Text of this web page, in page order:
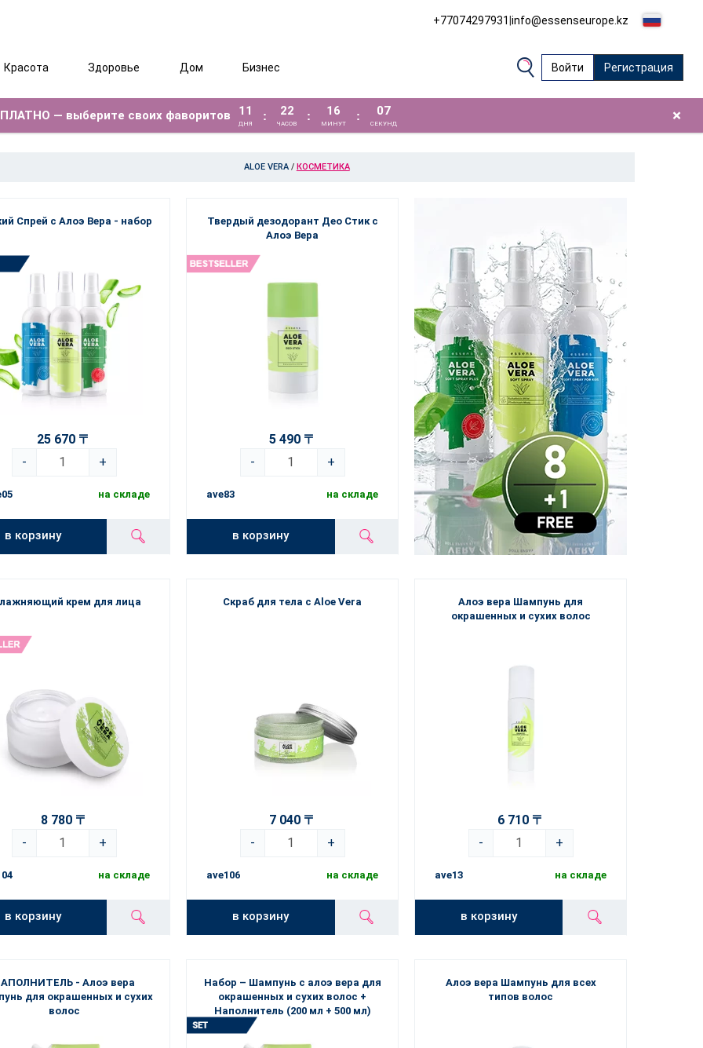
+77074297931|info@essenseurope.kz
Красота Здоровье Дом Бизнес Войти Регистрация
— выберите своих фаворитов 11
ДНЯ
: 22
ЧАСОВ
: 16
МИНУТ
: 06
СЕКУНД ×
ALOE VERA/ КОСМЕТИКА
Спрей с Алоэ Вера - набор
25 670 〒
-
+
на складе
в корзину
Твердый дезодорант Део Стик с
Алоэ Верa
5 490 〒
-
+
ave83 на складе
в корзину
крем для лица
8 780 〒
-
+
на складе
в корзину
Скраб для тела с Aloe Vera
7 040 〒
-
+
ave106 на складе
в корзину
Алоэ вера Шампунь для
окрашенных и сухих волос
6 710 〒
-
+
ave13 на складе
в корзину
- Алоэ вера
для окрашенных и сухих
волос
Набор – Шампунь с алоэ вера для
окрашенных и сухих волос +
Наполнитель (200 мл + 500 мл)
Алоэ вера Шампунь для всех
типов волос